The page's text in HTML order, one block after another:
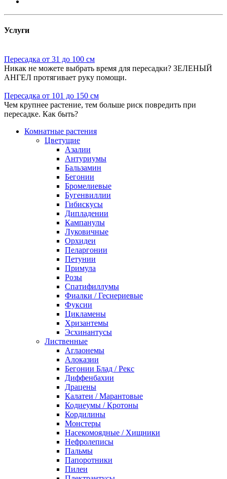
Услуги
Пересадка от 31 до 100 см
Никак не можете выбрать время для пересадки? ЗЕЛЕНЫЙ
АНГЕЛ протягивает руку помощи.
Пересадка от 101 до 150 см
Чем крупнее растение, тем больше риск повредить при
пересадке. Как быть?
Комнатные растения
Цветущие
Азалии
Антуриумы
Бальзамин
Бегонии
Бромелиевые
Бугенвиллии
Гибискусы
Дипладении
Кампанулы
Луковичные
Орхидеи
Пеларгонии
Петунии
Примула
Розы
Спатифиллумы
Фиалки / Геснериевые
Фуксии
Цикламены
Хризантемы
Эсхинантусы
Лиственные
Аглаонемы
Алоказии
Бегонии Блад / Рекс
Диффенбахии
Драцены
Калатеи / Марантовые
Кодиеумы / Кротоны
Кордилины
Монстеры
Насекомоядные / Хищники
Нефролеписы
Пальмы
Папоротники
Пилеи